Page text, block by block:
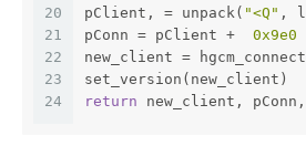
20
21
22
23
24
pClient, = unpack( "<Q" ,
pConn = pClient + 0x9e0
new_client =
set_version(new_client)
return new_client,